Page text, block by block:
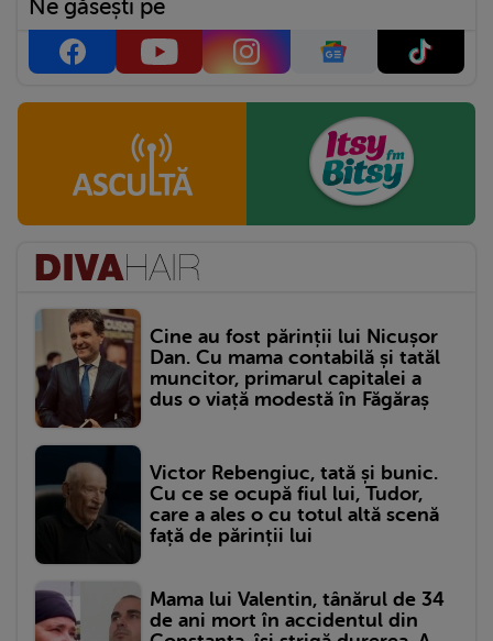
Ne găsești pe
Cine au fost părinții lui Nicușor
Dan. Cu mama contabilă și tatăl
muncitor, primarul capitalei a
dus o viață modestă în Făgăraș
Victor Rebengiuc, tată și bunic.
Cu ce se ocupă fiul lui, Tudor,
care a ales o cu totul altă scenă
față de părinții lui
Mama lui Valentin, tânărul de 34
de ani mort în accidentul din